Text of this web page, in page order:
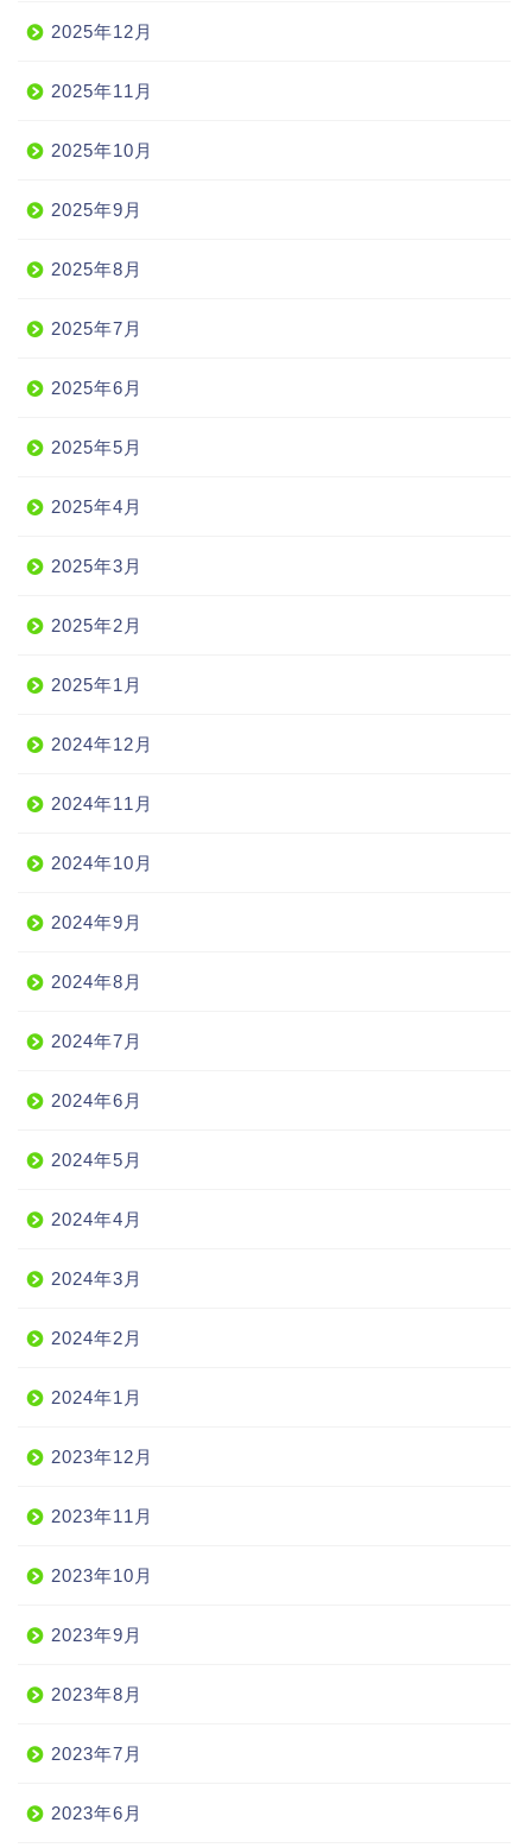
2025年12月
2025年11月
2025年10月
2025年9月
2025年8月
2025年7月
2025年6月
2025年5月
2025年4月
2025年3月
2025年2月
2025年1月
2024年12月
2024年11月
2024年10月
2024年9月
2024年8月
2024年7月
2024年6月
2024年5月
2024年4月
2024年3月
2024年2月
2024年1月
2023年12月
2023年11月
2023年10月
2023年9月
2023年8月
2023年7月
2023年6月